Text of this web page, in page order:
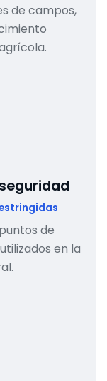
de campos,
de
en la